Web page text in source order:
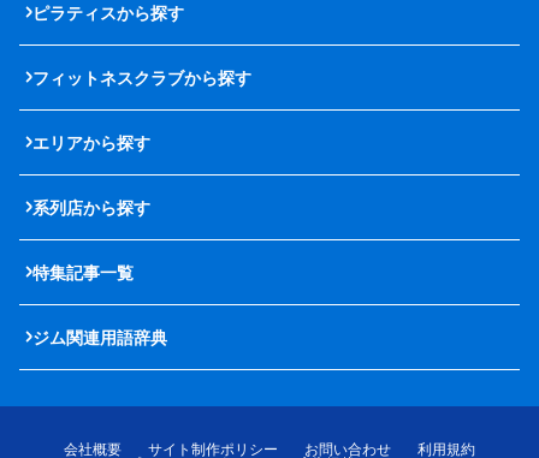
ピラティスから探す
フィットネスクラブから探す
エリアから探す
系列店から探す
特集記事一覧
ジム関連用語辞典
会社概要 サイト制作ポリシー お問い合わせ
利用規約